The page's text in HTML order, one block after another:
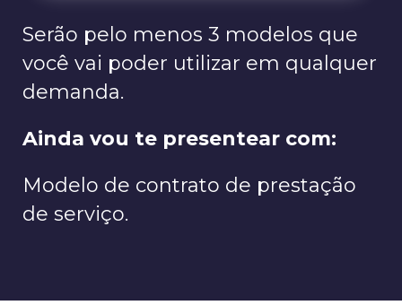
Serão pelo menos 3 modelos que
você vai poder utilizar em qualquer
demanda.
Ainda vou te presentear com:
Modelo de contrato de prestação
de serviço.